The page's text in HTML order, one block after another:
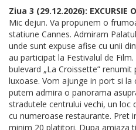
Ziua 3 (29.12.2026): EXCURSIE
Mic dejun. Va propunem o
statiune Cannes. Admiram
unde sunt expuse afise cu unii
au participat la Festivalul de
bulevard „La Croissette”
luxoase. Vom ajunge in port si la
putem admira o panorama
stradutele centrului vechi, un
cu numeroase restaurante. Pret
minim 20 platitori. Dupa amiaza